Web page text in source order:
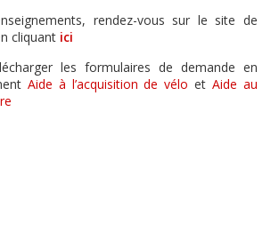
rendez-vous sur le site de
cliquant ici
les formulaires de demande en
Aide à l’acquisition de vélo etAide au